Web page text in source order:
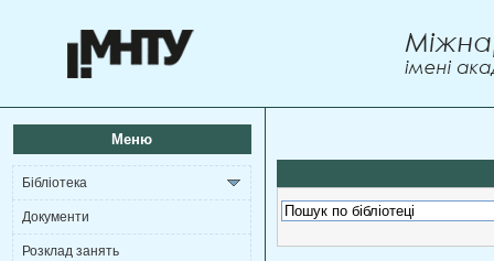
Меню
Бібліотека
Документи
Розклад занять